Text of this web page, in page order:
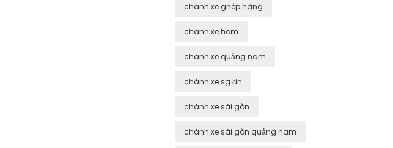
chành xe ghép hàng
chành xe hcm
chành xe quảng nam
chành xe sg đn
chành xe sài gòn
chành xe sài gòn quảng nam